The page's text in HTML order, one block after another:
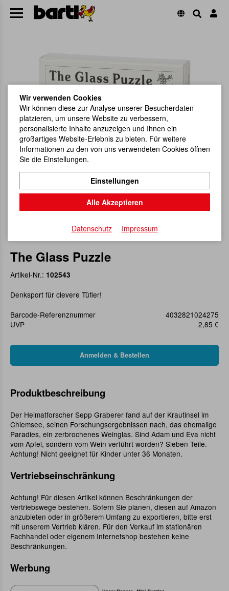
The Glass Puzzle
Artikel-Nr.: 102543
Denksport für clevere Tüfler!
Barcode-Referenznummer
4032821024275
UVP
2,85 €
Produktbeschreibung
Der Heimatforscher Sepp Graberer fand auf der Krautinsel im
Chiemsee, seinen Forschungsergebnissen nach, das ehemalige
Paradies, ein zerbrochenes Weinglas. Sind Adam und Eva nicht
vom Apfel, sondern vom Wein verführt worden? Sieben Teile.
Achtung! Nicht geeignet für Kinder unter 36 Monaten.
Vertriebseinschränkung
Achtung! Für diesen Artikel können Beschränkungen der
Vertriebswege bestehen. Sofern Sie planen, diesen auf Amazon
anzubieten oder in größerem Umfang zu exportieren, bitte erst
mit unserem Vertrieb klären. Für den Verkauf im stationären
Fachhandel oder eigenem Internetshop bestehen keine
Beschränkungen.
Werbung
Wir verwenden Cookies
Wir können diese zur Analyse unserer Besucherdaten
platzieren, um unsere Website zu verbessern,
personalisierte Inhalte anzuzeigen und Ihnen ein
großartiges Website-Erlebnis zu bieten. Für weitere
Informationen zu den von uns verwendeten Cookies öffnen
Sie die Einstellungen.
Einstellungen
Alle Akzeptieren
Datenschutz Impressum